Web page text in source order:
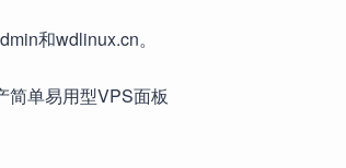
和wdlinux.cn。